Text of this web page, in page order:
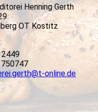
Henning Gerth
OT Kostitz
online.de